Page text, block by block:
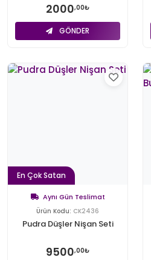
2000,00₺
GÖNDER
En Çok Satan
Aynı Gün Teslimat
Ürün Kodu: CK2436
Pudra Düşler Nişan Seti
9500,00₺